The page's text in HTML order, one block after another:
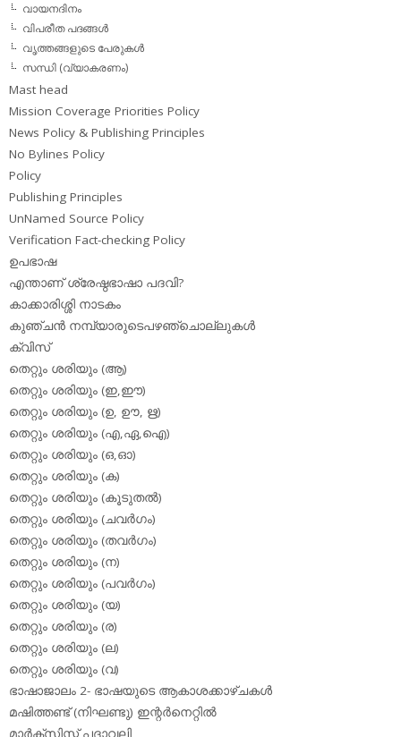
വായനദിനം
വിപരീത പദങ്ങള്‍
വൃത്തങ്ങളുടെ പേരുകള്‍
സന്ധി (വ്യാകരണം)
Mast head
Mission Coverage Priorities Policy
News Policy & Publishing Principles
No Bylines Policy
Policy
Publishing Principles
UnNamed Source Policy
Verification Fact-checking Policy
ഉപഭാഷ
എന്താണ് ശ്രേഷ്ഠഭാഷാ പദവി?
കാക്കാരിശ്ശി നാടകം
കുഞ്ചന്‍ നമ്പ്യാരുടെപഴഞ്ചൊല്ലുകള്‍
ക്വിസ്
തെറ്റും ശരിയും (ആ)
തെറ്റും ശരിയും (ഇ,ഈ)
തെറ്റും ശരിയും (ഉ, ഊ, ഋ)
തെറ്റും ശരിയും (എ,ഏ,ഐ)
തെറ്റും ശരിയും (ഒ,ഓ)
തെറ്റും ശരിയും (ക)
തെറ്റും ശരിയും (കൂടുതല്‍)
തെറ്റും ശരിയും (ചവര്‍ഗം)
തെറ്റും ശരിയും (തവര്‍ഗം)
തെറ്റും ശരിയും (ന)
തെറ്റും ശരിയും (പവര്‍ഗം)
തെറ്റും ശരിയും (യ)
തെറ്റും ശരിയും (ര)
തെറ്റും ശരിയും (ല)
തെറ്റും ശരിയും (വ)
ഭാഷാജാലം 2- ഭാഷയുടെ ആകാശക്കാഴ്ചകള്‍
മഷിത്തണ്ട് (നിഘണ്ടു) ഇന്റര്‍നെറ്റില്‍
മാര്‍ക്‌സിസ്റ്റ് പദാവലി